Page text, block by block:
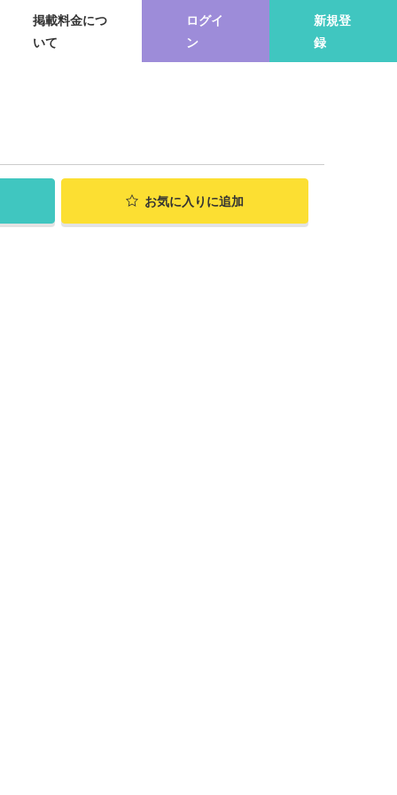
掲載料金につ
いて
ログイ
ン
新規登
録
お気に入り に追加